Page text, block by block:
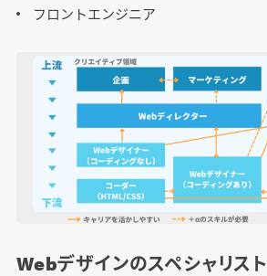
フロントエンジニア
Webデザインのスペシャリスト